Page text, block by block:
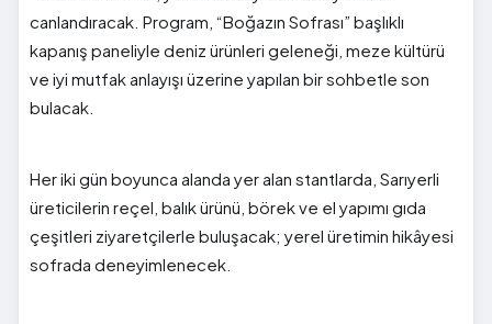
canlandıracak. Program, “Boğazın Sofrası” başlıklı
kapanış paneliyle deniz ürünleri geleneği, meze kültürü
ve iyi mutfak anlayışı üzerine yapılan bir sohbetle son
bulacak.
Her iki gün boyunca alanda yer alan stantlarda, Sarıyerli
üreticilerin reçel, balık ürünü, börek ve el yapımı gıda
çeşitleri ziyaretçilerle buluşacak; yerel üretimin hikâyesi
sofrada deneyimlenecek.